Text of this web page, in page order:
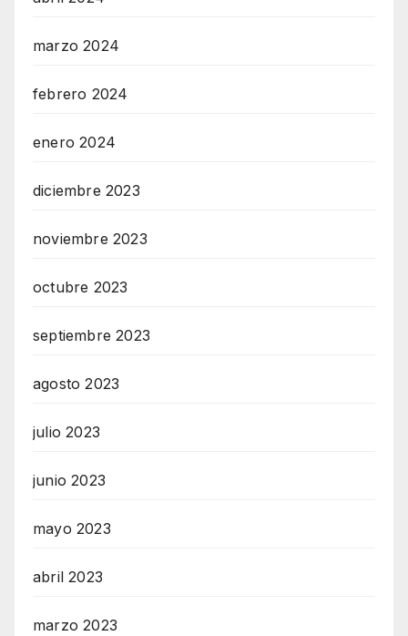
marzo 2024
febrero 2024
enero 2024
diciembre 2023
noviembre 2023
octubre 2023
septiembre 2023
agosto 2023
julio 2023
junio 2023
mayo 2023
abril 2023
marzo 2023